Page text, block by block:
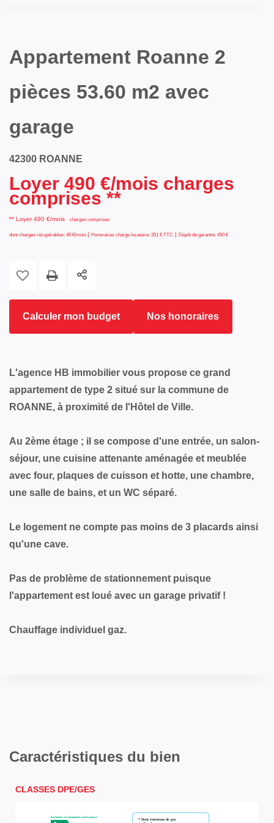
Appartement Roanne 2
pièces 53.60 m2 avec
garage
42300 ROANNE
Loyer 490 €/mois charges
comprises **
** Loyer 490 €/mois charges comprises
dont charges récupérables: 40 €/mois | Honoraires charge locataire: 351 € TTC | Dépôt de garantie: 450 €
Calculer mon budget Nos honoraires
L'agence HB immobilier vous propose ce grand
appartement de type 2 situé sur la commune de
ROANNE, à proximité de l'Hôtel de Ville.
Au 2ème étage ; il se compose d'une entrée, un salon-
séjour, une cuisine attenante aménagée et meublée
avec four, plaques de cuisson et hotte, une chambre,
une salle de bains, et un WC séparé.
Le logement ne compte pas moins de 3 placards ainsi
qu'une cave.
Pas de problème de stationnement puisque
l'appartement est loué avec un garage privatif !
Chauffage individuel gaz.
Caractéristiques du bien
CLASSES DPE/GES